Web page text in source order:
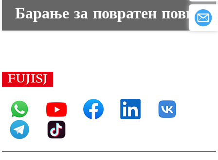
Барање за повратен повик